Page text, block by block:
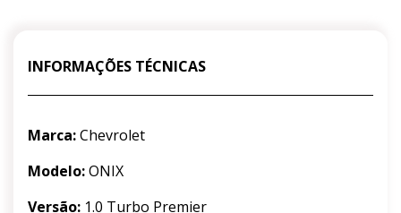
INFORMAÇÕES TÉCNICAS
Marca:Chevrolet
Modelo:ONIX
Versão: 1.0 Turbo Premier